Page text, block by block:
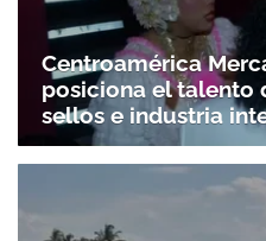
Centroamérica
posiciona el talento
sellos e industria